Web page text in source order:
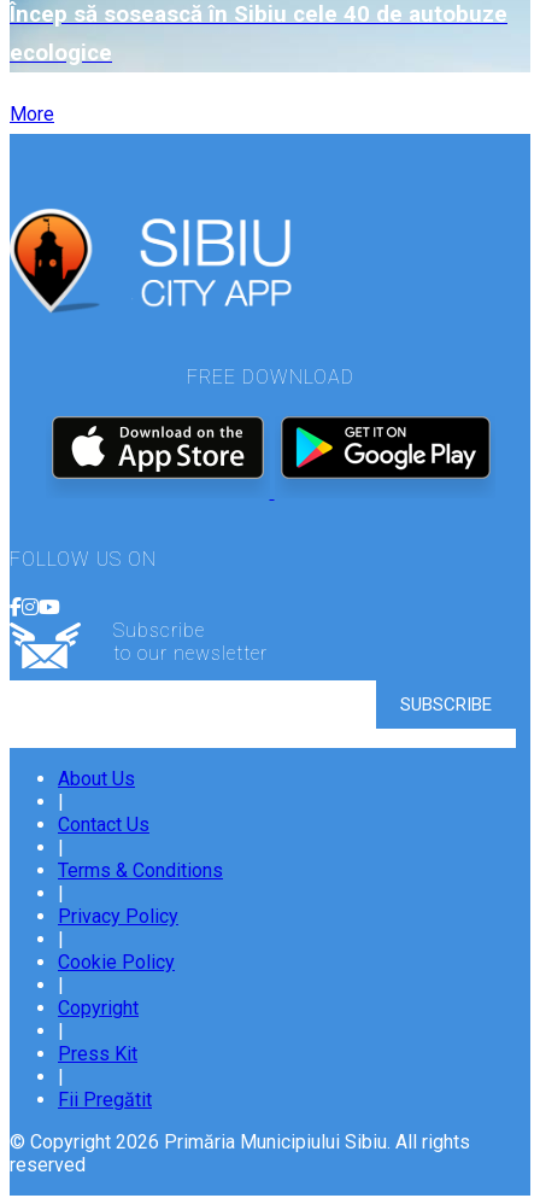
Încep să sosească în Sibiu cele 40 de autobuze
ecologice
More
FREE DOWNLOAD
FOLLOW US ON
Subscribe
to our newsletter
About Us
|
Contact Us
|
Terms & Conditions
|
Privacy Policy
|
Cookie Policy
|
Copyright
|
Press Kit
|
Fii Pregătit
© Copyright 2026 Primăria Municipiului Sibiu. All rights
reserved